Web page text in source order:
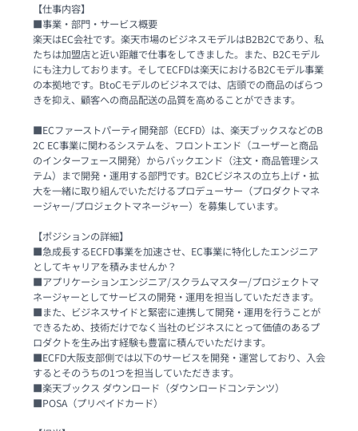
【仕事内容】
■事業・部門・サービス概要
楽天はEC会社です。楽天市場のビジネスモデルはB2B2Cであり、私
たちは加盟店と近い距離で仕事をしてきました。また、B2Cモデル
にも注力しております。そしてECFDは楽天におけるB2Cモデル事業
の本拠地です。BtoCモデルのビジネスでは、店頭での商品のばらつ
きを抑え、顧客への商品配送の品質を高めることができます。
■ECファーストパーティ開発部（ECFD）は、楽天ブックスなどのB
2C EC事業に関わるシステムを、フロントエンド（ユーザーと商品
のインターフェース開発）からバックエンド（注文・商品管理シス
テム）まで開発・運用する部門です。B2Cビジネスの立ち上げ・拡
大を一緒に取り組んでいただけるプロデューサー（プロダクトマネ
ージャー/プロジェクトマネージャー）を募集しています。
【ポジションの詳細】
■急成長するECFD事業を加速させ、EC事業に特化したエンジニア
としてキャリアを積みませんか？
■アプリケーションエンジニア/スクラムマスター/プロジェクトマ
ネージャーとしてサービスの開発・運用を担当していただきます。
■また、ビジネスサイドと緊密に連携して開発・運用を行うことが
できるため、技術だけでなく当社のビジネスにとって価値のあるプ
ロダクトを生み出す経験も豊富に積んでいただけます。
■ECFD大阪支部側では以下のサービスを開発・運営しており、入会
するとそのうちの1つを担当していただきます。
■楽天ブックス ダウンロード（ダウンロードコンテンツ）
■POSA（プリペイドカード）